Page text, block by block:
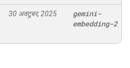
30 अक्टूबर, 2025
gemini-
embedding-2